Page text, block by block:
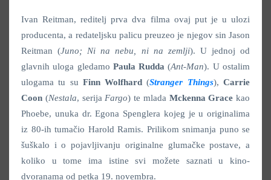
Ivan Reitman, reditelj prva dva filma ovaj put je u ulozi
producenta, a redateljsku palicu preuzeo je njegov sin Jason
Reitman (Juno; Ni na nebu, ni na zemlji). U jednoj od
glavnih uloga gledamo Paula Rudda (Ant-Man). U ostalim
ulogama tu su Finn Wolfhard (Stranger Things),Carrie
Coon (Nestala, serija Fargo) te mlada Mckenna Grace kao
Phoebe, unuka dr. Egona Spenglera kojeg je u originalima
iz 80-ih tumačio Harold Ramis. Prilikom snimanja puno se
šuškalo i o pojavljivanju originalne glumačke postave, a
koliko u tome ima istine svi možete saznati u kino-
dvoranama od petka 19. novembra.